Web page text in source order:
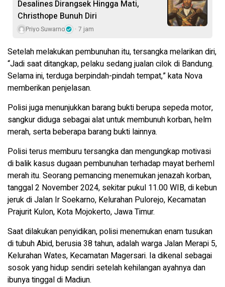
Desalines Dirangsek Hingga Mati,
Christhope Bunuh Diri
Priyo Suwarno 7 jam
Setelah melakukan pembunuhan itu, tersangka melarikan diri,
“Jadi saat ditangkap, pelaku sedang jualan cilok di Bandung.
Selama ini, terduga berpindah-pindah tempat,” kata Nova
memberikan penjelasan.
Polisi juga menunjukkan barang bukti berupa sepeda motor,
sangkur diduga sebagai alat untuk membunuh korban, helm
merah, serta beberapa barang bukti lainnya.
Polisi terus memburu tersangka dan mengungkap motivasi
di balik kasus dugaan pembunuhan terhadap mayat berheml
merah itu. Seorang pemancing menemukan jenazah korban,
tanggal 2 November 2024, sekitar pukul 11.00 WIB, di kebun
jeruk di Jalan Ir Soekarno, Kelurahan Pulorejo, Kecamatan
Prajurit Kulon, Kota Mojokerto, Jawa Timur.
Saat dilakukan penyidikan, polisi menemukan enam tusukan
di tubuh Abid, berusia 38 tahun, adalah warga Jalan Merapi 5,
Kelurahan Wates, Kecamatan Magersari. Ia dikenal sebagai
sosok yang hidup sendiri setelah kehilangan ayahnya dan
ibunya tinggal di Madiun.